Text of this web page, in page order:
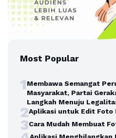
Most Popular
1Membawa Semangat
Masyarakat, Partai
Langkah Menuju
2Aplikasi untuk Edit Foto
3Cara Mudah Membuat